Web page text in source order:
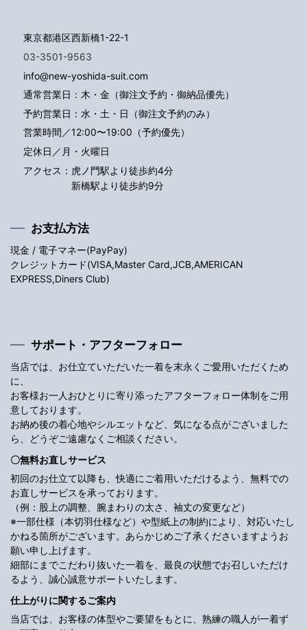
東京都港区西新橋1-22-1
03-3501-9563
info@new-yoshida-suit.com
通常営業日：木・金（御注文予約・御納品優先）
予約営業日：水・土・日（御注文予約のみ）
営業時間／12:00〜19:00（予約優先）
定休日／月・火曜日
アクセス： 虎ノ門駅より徒歩約4分
新橋駅より徒歩約9分
お支払方法
現金 / 電子マネー(PayPay)
クレジットカード(VISA,Master Card,JCB,AMERICAN
EXPRESS,Diners Club)
サポート・アフターフォロー
当店では、お仕立ていただいた一着を末永くご愛用いただくため
に、
お客様お一人おひとりに寄り添ったアフターフォロー体制をご用
意しております。
お納め後の着心地やシルエットなど、気になる点がございました
ら、どうぞご遠慮なくご相談ください。
〇無料お直しサービス
初回のお仕立て以降も、快適にご着用いただけるよう、無料での
お直しサービスを承っております。
（例：股上の調整、腕まわりの太さ、袖丈の変更など）
※一部仕様（本切羽仕様など）や型紙上の制約により、対応いたし
かねる箇所がございます。あらかじめご了承くださいますようお
願い申し上げます。
細部にまでこだわり抜いた一着を、最良の状態でお召しいただけ
るよう、誠心誠意サポートいたします。
仕上がりに関するご案内
当店では、お客様の体型やご要望をもとに、熟練の職人が一着ず